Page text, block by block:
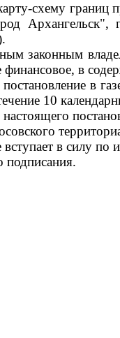
схему границ
законным
финансовое, в
в
10
в силу по
подписания.